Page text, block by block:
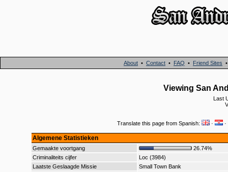
About • Contact • FAQ • Friend Sites
Viewing San
Last
Translate this page from Spanish: · ·
Algemene Statistieken
Gemaakte voortgang
26.74%
Criminaliteits cijfer
Loc (3984)
Laatste Geslaagde Missie
Small Town Bank